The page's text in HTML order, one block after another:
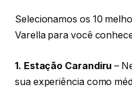
Selecionamos os 10
Varella para você
1. Estação Carandiru –
sua experiência como